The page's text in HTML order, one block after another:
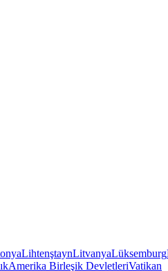
LihtenştaynLitvanyaLüksemburg
Amerika Birleşik DevletleriVatikan